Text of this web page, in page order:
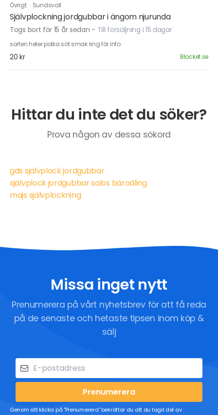
Övrigt · Sundsvall
Självplockning jordgubbar i ängom njurunda
Togs bort för 15 år sedan - Till försäljning i 15 dagar
sorten heter polka söt smak ring för info
20 kr Blocket.se
Hittar du inte det du söker?
Prova någon av dessa sökord
gds självplock jordgubbar
självplock jordgubbar salos bärodling
majs självplockning
Missa inget nytt
Prenumerera på vårt nyhetsbrev för att få reda
på de senaste och hetaste tipsen inom köp &
sälj
Prenumerera
Genom att klicka på "Prenumerera" bekräftar du att du tagit del av